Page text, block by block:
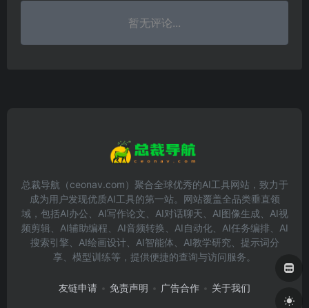
暂无评论...
总裁导航（ceonav.com）聚合全球优秀的AI工具网站，致力于
成为用户发现优质AI工具的第一站。网站覆盖全品类垂直领
域，包括AI办公、AI写作论文、AI对话聊天、AI图像生成、AI视
频剪辑、AI辅助编程、AI音频转换、AI自动化、AI任务编排、AI
搜索引擎、AI绘画设计、AI智能体、AI教学研究、提示词分
享、模型训练等，提供便捷的查询与访问服务。
友链申请 免责声明 广告合作 关于我们